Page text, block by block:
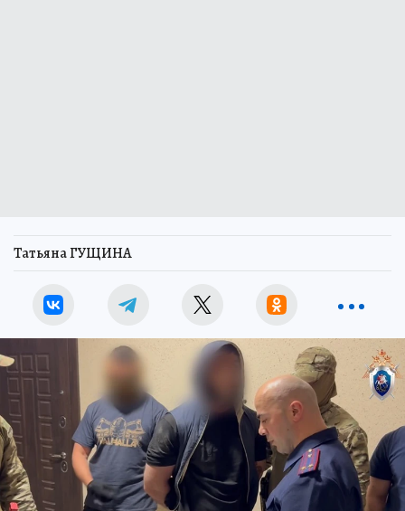
Татьяна ГУЩИНА